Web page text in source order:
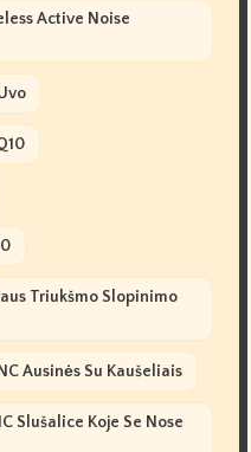
Active Noise
Triukšmo Slopinimo
Ausinės Su Kaušeliais
Slušalice Koje Se Nose